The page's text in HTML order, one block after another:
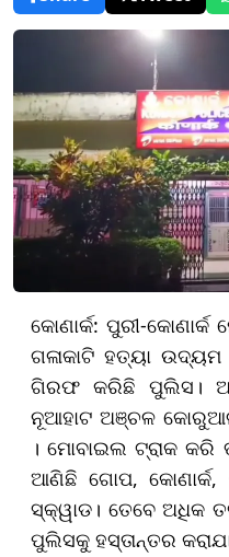
କୋଣାର୍କ: ପୁରୀ-
ଗଳାକାଟି ହତ୍ୟା
ଗିରଫ କରିଛି ପୁଲିସ।
ନୂଆହାଟ ଅଞ୍ଚଳ
। ମୋବାଇଲ ଟ୍ରାକ କରି
ଆଣିଛି ଗୋପ, କୋଣାର୍କ,
ସ୍କ୍ୱାଡ। ତେବେ ଅଧିକ
ପୁଲିସକୁ ହସ୍ତାନ୍ତର